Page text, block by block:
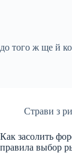
того ж ще й
Страви з
Как засолить
правила выбор